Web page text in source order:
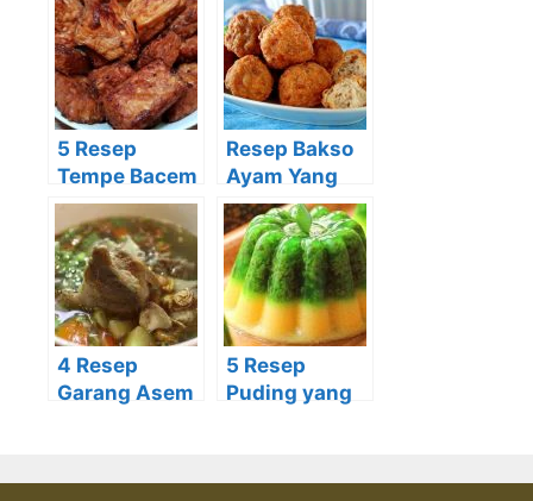
Mudah dan
Murah
dengan
Bahan Alami
Tidak Biasa
beserta Cara
Membuatnya
5 Resep
Tempe Bacem
yang Praktis
dan Lezat
beserta Cara
Memasaknya
Resep Bakso
Ayam Yang
Kenyal, Lezat
& Tanpa
Bahan
Pengawet
4 Resep
Garang Asem
5 Resep
Puding yang